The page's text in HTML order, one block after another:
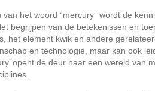
van het woord “mercury” wordt de
begrijpen van de betekenissen en
het element kwik en andere
en technologie, maar kan ook
opent de deur naar een wereld